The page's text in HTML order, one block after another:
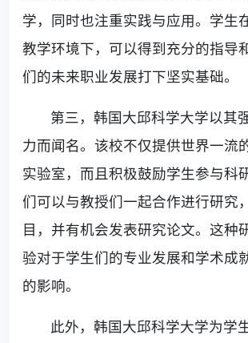
学，同时也注重实践与应用。学生
教学环境下，可以得到充分的指导
们的未来职业发展打下坚实基础。
第三，韩国大邱科学大学以其
力而闻名。该校不仅提供世界一流
实验室，而且积极鼓励学生参与科
们可以与教授们一起合作进行研究
目，并有机会发表研究论文。这种
验对于学生们的专业发展和学术成
的影响。
此外，韩国大邱科学大学为学